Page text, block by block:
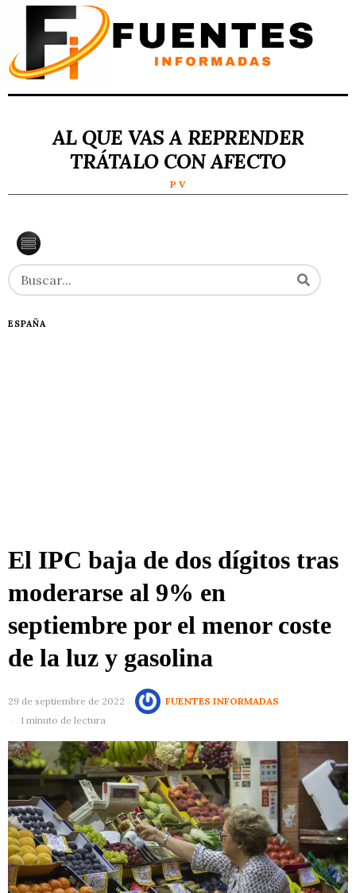
AL QUE VAS A REPRENDER
TRÁTALO CON AFECTO
P V
ESPAÑA
El IPC baja de dos dígitos tras
moderarse al 9% en
septiembre por el menor coste
de la luz y gasolina
29 de septiembre de 2022
FUENTES INFORMADAS
1 minuto de lectura